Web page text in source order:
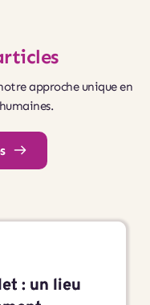
approche unique en
: un lieu